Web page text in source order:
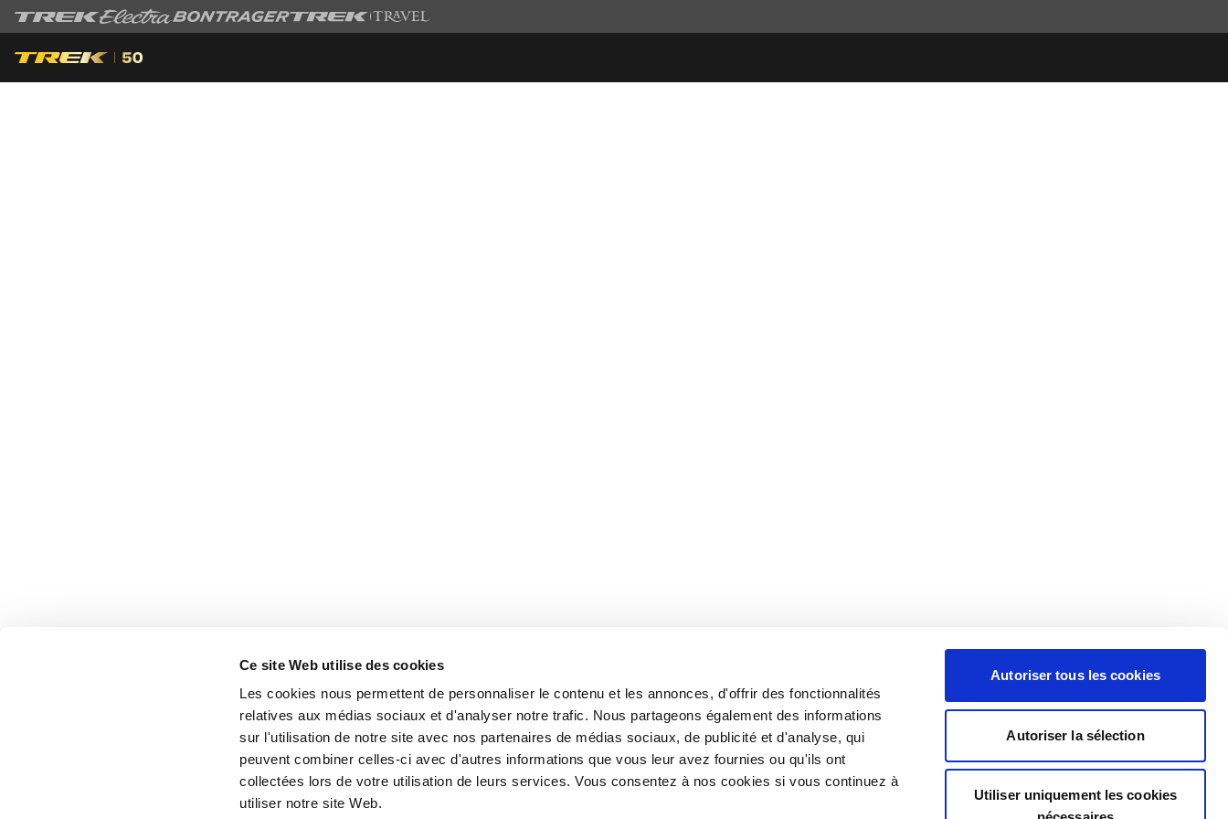
Ce site Web utilise des cookies
Les cookies nous permettent de personnaliser le contenu et les annonces, d'offrir des fonctionnalités
relatives aux médias sociaux et d'analyser notre trafic. Nous partageons également des informations
sur l'utilisation de notre site avec nos partenaires de médias sociaux, de publicité et d'analyse, qui
peuvent combiner celles-ci avec d'autres informations que vous leur avez fournies ou qu'ils ont
collectées lors de votre utilisation de leurs services. Vous consentez à nos cookies si vous continuez à
utiliser notre site Web.
Autoriser tous les cookies
Autoriser la sélection
Utiliser uniquement les cookies